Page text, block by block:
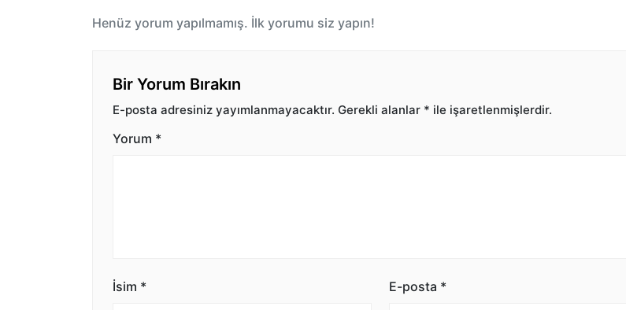
Henüz yorum yapılmamış. İlk yorumu siz yapın!
Bir Yorum Bırakın
E-posta adresiniz yayımlanmayacaktır. Gerekli alanlar * ile işaretlenmişlerdir.
Yorum *
İsim * E-posta *